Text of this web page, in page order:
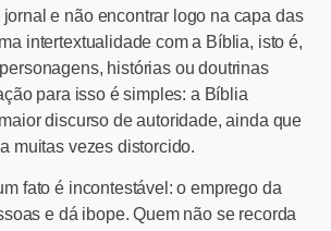
e não encontrar logo na capa das
intertextualidade com a Bíblia, isto é,
histórias ou doutrinas
para isso é simples: a Bíblia
discurso de autoridade, ainda que
muitas vezes distorcido.
fato é incontestável: o emprego da
e dá ibope. Quem não se recorda